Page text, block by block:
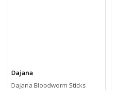
Dajana
Dajana Bloodworm Sticks